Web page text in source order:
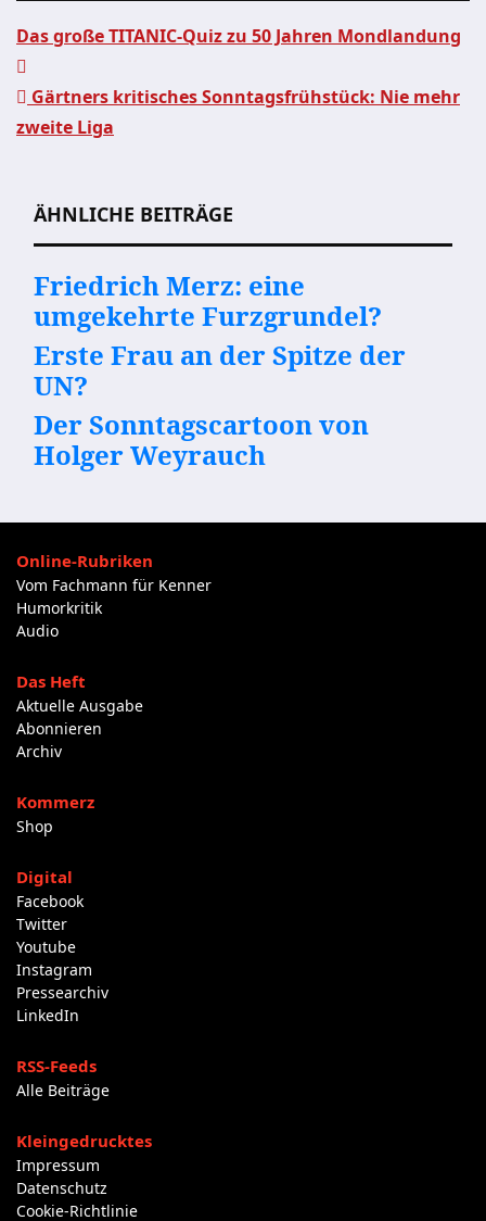
Beitragsnavigation
Das große TITANIC-Quiz zu 50 Jahren Mondlandung
Gärtners kritisches Sonntagsfrühstück: Nie mehr
zweite Liga
ÄHNLICHE BEITRÄGE
Friedrich Merz: eine
umgekehrte Furzgrundel?
Erste Frau an der Spitze der
UN?
Der Sonntagscartoon von
Holger Weyrauch
Online-Rubriken
Vom Fachmann für Kenner
Humorkritik
Audio
Das Heft
Aktuelle Ausgabe
Abonnieren
Archiv
Kommerz
Shop
Digital
Facebook
Twitter
Youtube
Instagram
Pressearchiv
LinkedIn
RSS-Feeds
Alle Beiträge
Kleingedrucktes
Impressum
Datenschutz
Cookie-Richtlinie